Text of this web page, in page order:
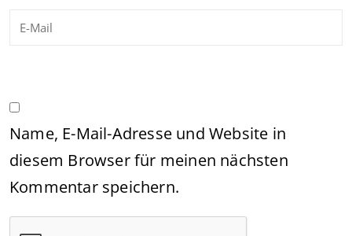
Name, E-Mail-Adresse und Website in
diesem Browser für meinen nächsten
Kommentar speichern.